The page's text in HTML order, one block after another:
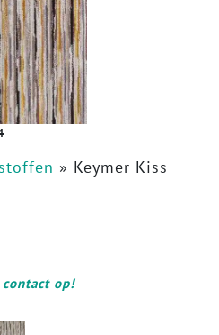
» Keymer Kiss
op!